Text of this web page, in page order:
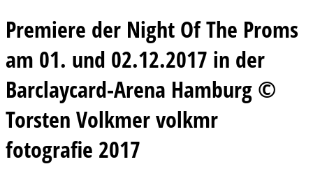
Premiere der Night Of The Proms
am 01. und 02.12.2017 in der
Barclaycard-Arena Hamburg ©
Torsten Volkmer volkmr
fotografie 2017